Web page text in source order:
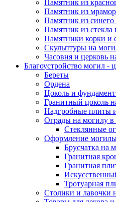
Памятник из
Памятник из
Памятник из
Памятник из стекла
Памятники корки и
Скульптуры на
Часовня и церковь
Благоустройство могил -
Береты
Ордена
Цоколь и
Гранитный цоколь
Надгробные плиты
Ограды на могилу
Стеклянные
Оформление
Брусчатка на
Гранитная
Гранитная
Тротуарная
Столики и лавочки